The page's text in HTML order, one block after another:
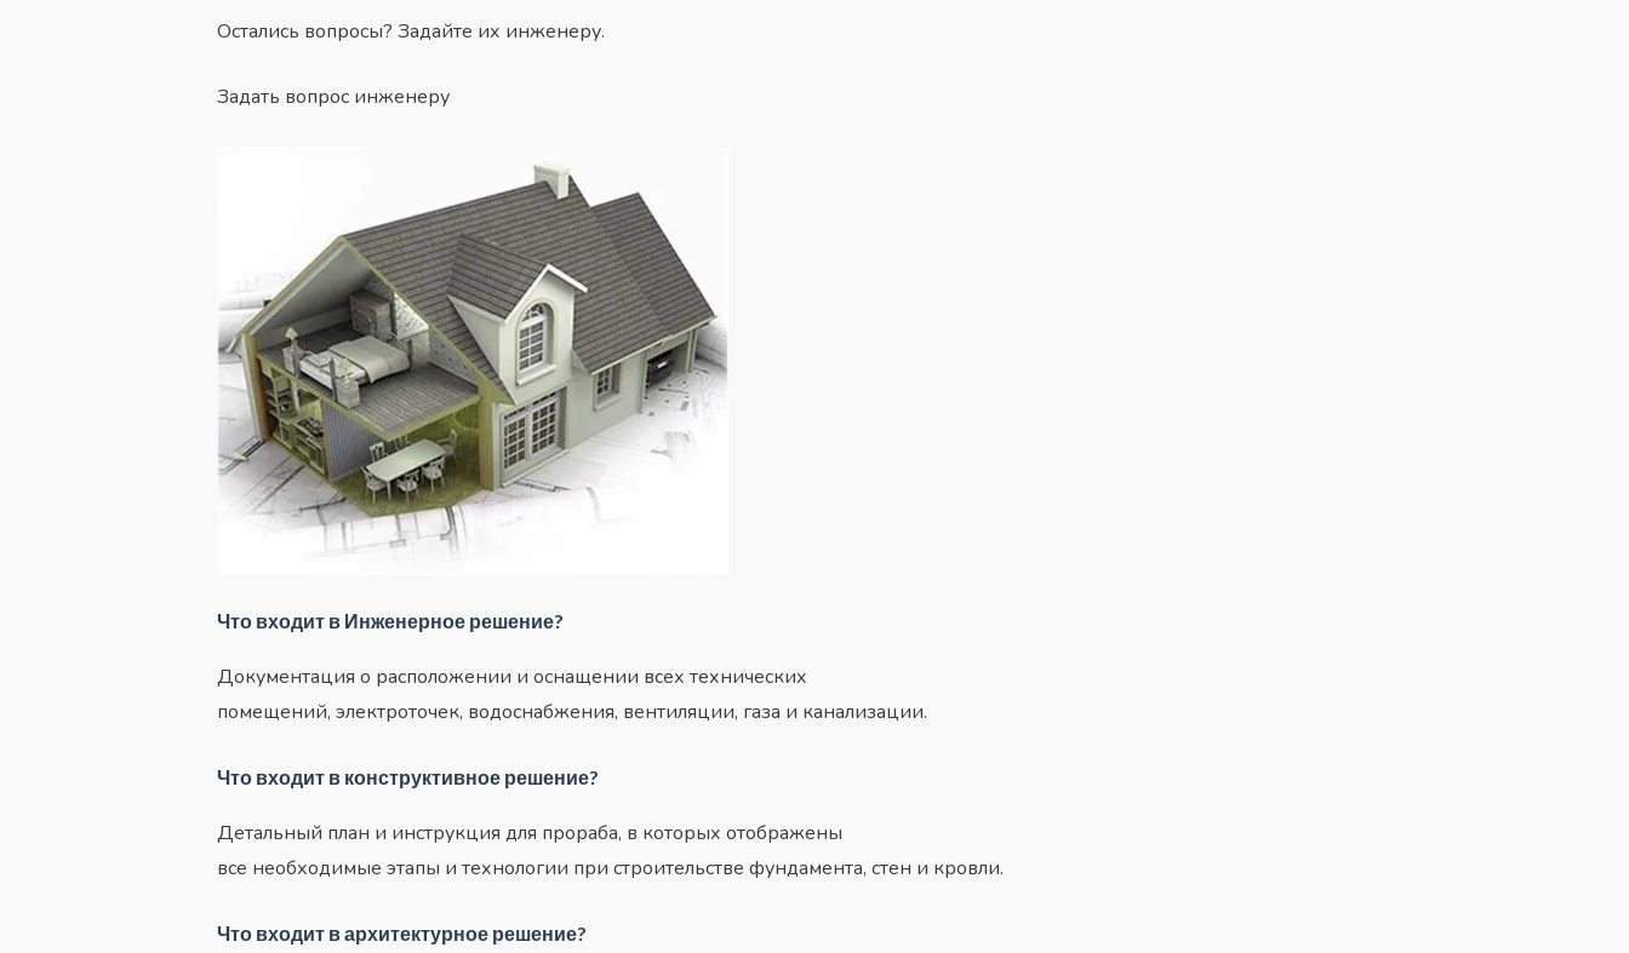
Остались вопросы? Задайте их инженеру.
Задать вопрос инженеру
Что входит в Инженерное решение?
Документация о расположении и оснащении всех технических
помещений, электроточек, водоснабжения, вентиляции, газа и канализации.
Что входит в конструктивное решение?
Детальный план и инструкция для прораба, в которых отображены
все необходимые этапы и технологии при строительстве фундамента, стен и кровли.
Что входит в архитектурное решение?